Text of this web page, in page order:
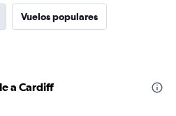
Vuelos populares
a Cardiff